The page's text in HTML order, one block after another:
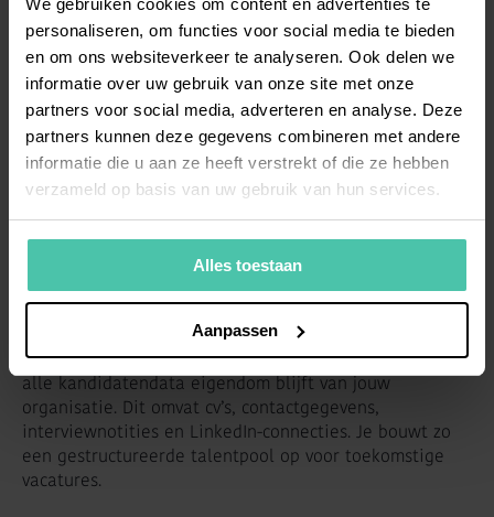
personaliseren, om functies voor social media te bieden
en om ons websiteverkeer te analyseren. Ook delen we
informatie over uw gebruik van onze site met onze
partners voor social media, adverteren en analyse. Deze
partners kunnen deze gegevens combineren met andere
informatie die u aan ze heeft verstrekt of die ze hebben
verzameld op basis van uw gebruik van hun services.
Alles toestaan
Aanpassen
Overweeg professionele ondersteuning wanneer je
geen interne HR-capaciteit hebt voor structurele
werving. RPO-specialisten kunnen binnen 5-7
werkdagen operationeel zijn en leveren de eerste
kandidaten binnen 2-3 weken. De gemiddelde
doorlooptijd tot aanname bedraagt 6-8 weken.
Externe expertise is waardevol bij urgente
worden geïntensiveerd met meer uren en directe
sourcing. Het snelste gerealiseerde resultaat was een
production planner die binnen 11 dagen werd
aangenomen.
RPO biedt voordelen boven traditionele bureaus, omdat
alle kandidatendata eigendom blijft van jouw
organisatie. Dit omvat cv’s, contactgegevens,
interviewnotities en LinkedIn-connecties. Je bouwt zo
een gestructureerde talentpool op voor toekomstige
vacatures.